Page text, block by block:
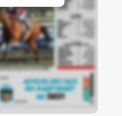
les handicaps, il y a
maiden à La Teste puis